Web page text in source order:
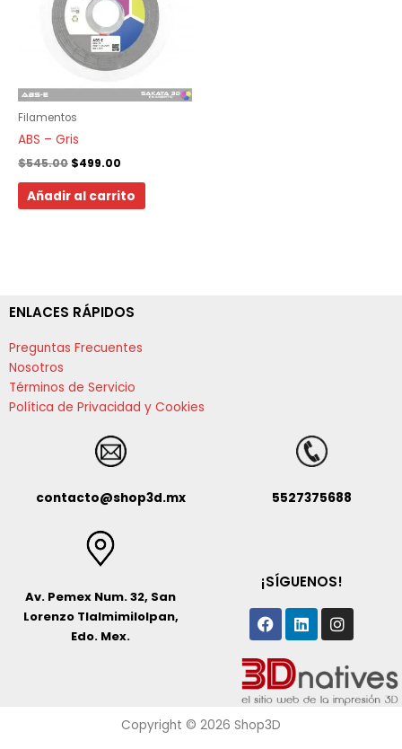
Filamentos
ABS – Gris
$545.00 $499.00
Añadir al carrito
ENLACES RÁPIDOS
Preguntas Frecuentes
Nosotros
Términos de Servicio
Política de Privacidad y Cookies
contacto@shop3d.mx 5527375688
Av. Pemex Num. 32, San
Lorenzo Tlalmimilolpan,
Edo. Mex.
¡SÍGUENOS!
Facebook
Linkedin
Copyright © 2026 Shop3D